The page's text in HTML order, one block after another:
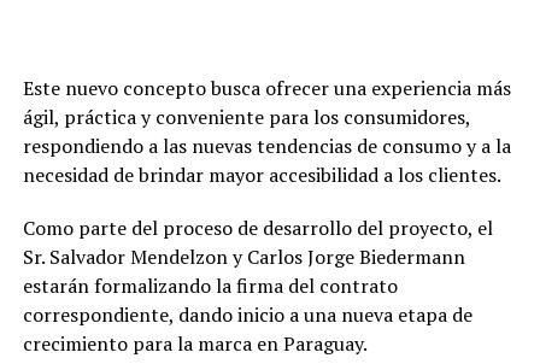
Este nuevo concepto busca ofrecer una experiencia más
ágil, práctica y conveniente para los consumidores,
respondiendo a las nuevas tendencias de consumo y a la
necesidad de brindar mayor accesibilidad a los clientes.
Como parte del proceso de desarrollo del proyecto, el
Sr. Salvador Mendelzon y Carlos Jorge Biedermann
estarán formalizando la firma del contrato
correspondiente, dando inicio a una nueva etapa de
crecimiento para la marca en Paraguay.